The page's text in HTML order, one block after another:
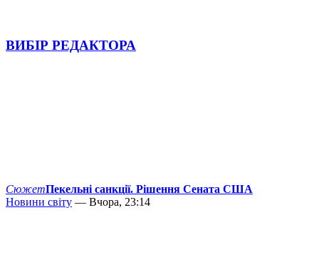
ВИБІР РЕДАКТОРА
СюжетПекельні санкції. Рішення Сената США
Новини світу — Вчора, 23:14